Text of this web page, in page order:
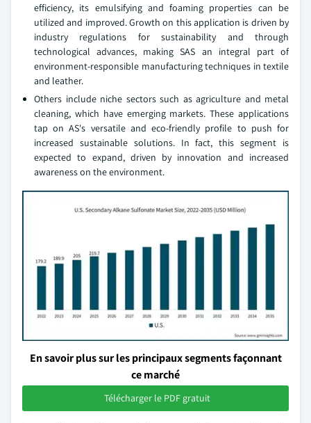
efficiency, its emulsifying and foaming properties can be
utilized and improved. Growth on this application is driven by
industry regulations for sustainability and through
technological advances, making SAS an integral part of
environment-responsible manufacturing techniques in textile
and leather.
Others include niche sectors such as agriculture and metal
cleaning, which have emerging markets. These applications
tap on AS's versatile and eco-friendly profile to push for
increased sustainable solutions. In fact, this segment is
expected to expand, driven by innovation and increased
awareness on the environment.
En savoir plus sur les principaux segments façonnant
ce marché
Télécharger le PDF gratuit